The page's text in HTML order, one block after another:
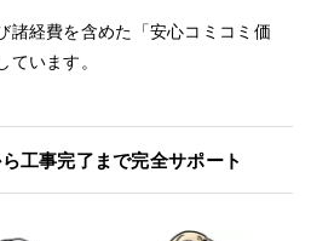
諸経費を含めた「安心コミコミ価
います。
工事完了まで完全サポート